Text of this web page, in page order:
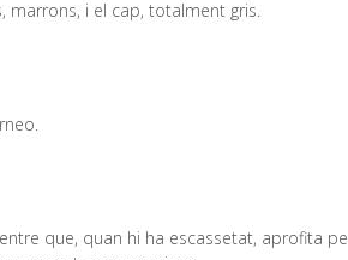
marrons, i el cap, totalment gris.
que, quan hi ha escassetat, aprofita